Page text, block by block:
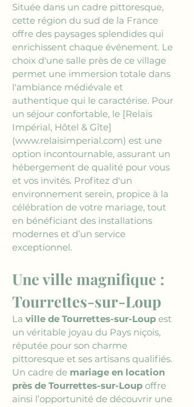
Située dans un cadre pittoresque,
cette région du sud de la France
offre des paysages splendides qui
enrichissent chaque événement. Le
choix d'une salle près de ce village
permet une immersion totale dans
l'ambiance médiévale et
authentique qui le caractérise. Pour
un séjour confortable, le [Relais
Impérial, Hôtel & Gîte]
(www.relaisimperial.com) est une
option incontournable, assurant un
hébergement de qualité pour vous
et vos invités. Profitez d'un
environnement serein, propice à la
célébration de votre mariage, tout
en bénéficiant des installations
modernes et d’un service
exceptionnel.
Une ville magnifique :
Tourrettes-sur-Loup
La ville de Tourrettes-sur-Loup est
un véritable joyau du Pays niçois,
réputée pour son charme
pittoresque et ses artisans qualifiés.
Un cadre de mariage en location
près de Tourrettes-sur-Loup offre
ainsi l’opportunité de découvrir une